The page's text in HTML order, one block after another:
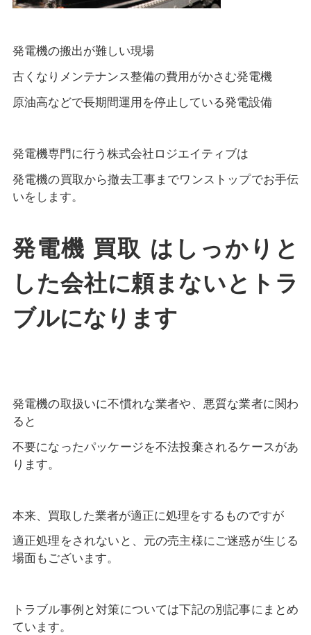
発電機の搬出が難しい現場
古くなりメンテナンス整備の費用がかさむ発電機
原油高などで長期間運用を停止している発電設備
発電機専門に行う株式会社ロジエイティブは
発電機の買取から撤去工事までワンストップでお手伝
いをします。
発電機 買取 はしっかりと
した会社に頼まないとトラ
ブルになります
発電機の取扱いに不慣れな業者や、悪質な業者に関わ
ると
不要になったパッケージを不法投棄されるケースがあ
ります。
本来、買取した業者が適正に処理をするものですが
適正処理をされないと、元の売主様にご迷惑が生じる
場面もございます。
トラブル事例と対策については下記の別記事にまとめ
ています。